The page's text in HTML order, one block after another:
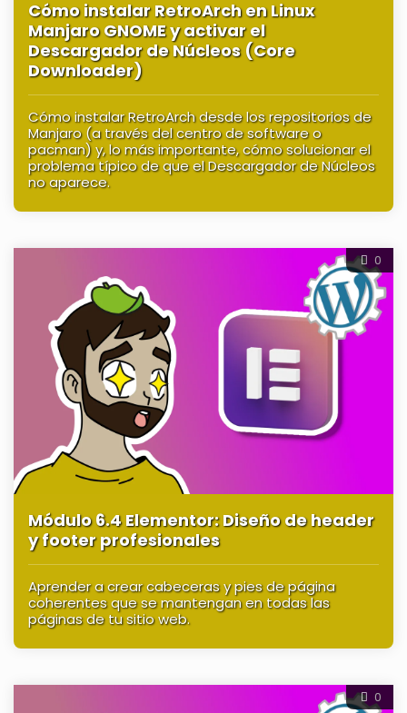
Cómo instalar RetroArch en Linux
Manjaro GNOME y activar el
Descargador de Núcleos (Core
Downloader)
Cómo instalar RetroArch desde los repositorios de
Manjaro (a través del centro de software o
pacman) y, lo más importante, cómo solucionar el
problema típico de que el Descargador de Núcleos
no aparece.
0
Módulo 6.4 Elementor: Diseño de header
y footer profesionales
Aprender a crear cabeceras y pies de página
coherentes que se mantengan en todas las
páginas de tu sitio web.
0